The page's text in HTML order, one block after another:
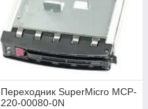
Переходник SuperMicro MCP-
220-00080-0N